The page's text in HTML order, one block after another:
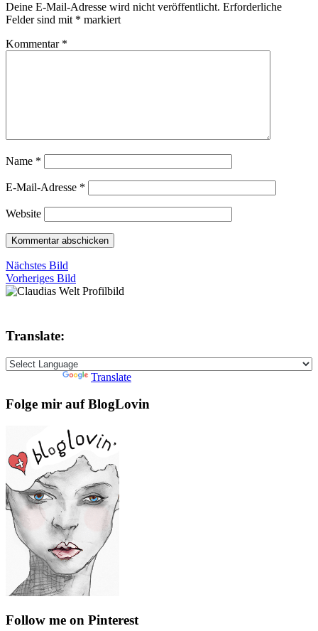
Deine E-Mail-Adresse wird nicht veröffentlicht. Erforderliche
Felder sind mit * markiert
Kommentar *
Name *
E-Mail-Adresse *
Website
Nächstes Bild
Vorheriges Bild
Translate:
Translate
Folge mir auf BlogLovin
Follow me on Pinterest